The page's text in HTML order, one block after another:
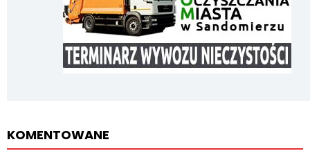
KOMENTOWANE